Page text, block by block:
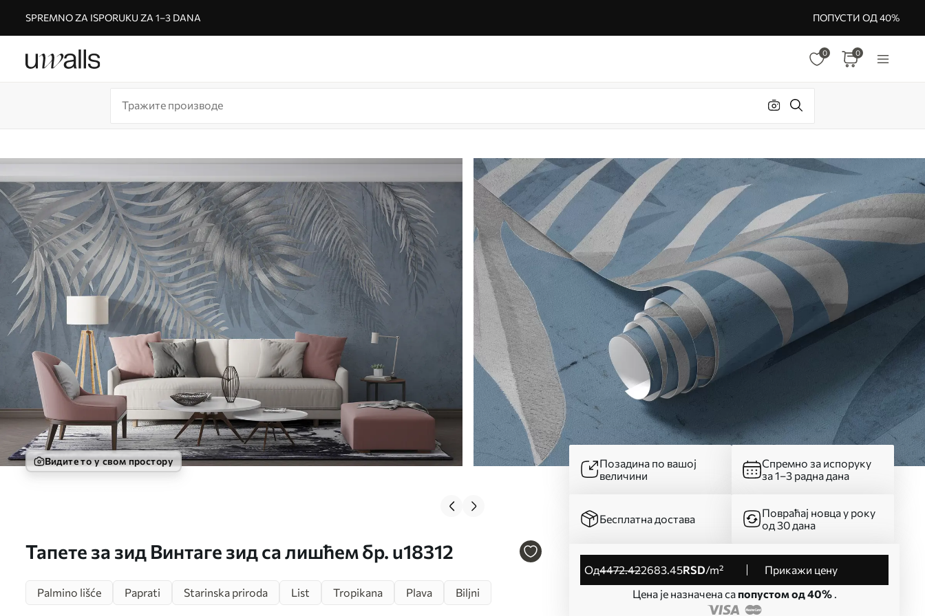
SPREMNO ZA ISPORUKU ZA 1–3 DANA ПОПУСТИ ОД 40%
0 0
Видите то у свом простору
Тапете за зид Винтаге зид са лишћем бр. u18312
Позадина по вашој
величини
Спремно за испоруку
за 1–3 радна дана
Бесплатна достава
Повраћај новца у року
од 30 дана
од4472.422683.45RSD/m²
Прикажи цену
Цена је назначена са попустом од 40%.
Palmino lišće Paprati Starinska priroda List Tropikana Plava Biljni